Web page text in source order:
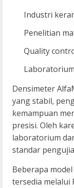
Industri
Penelitian
Quality
Densimeter
yang stabil,
kemampuan
presisi. Oleh
laboratorium
standar
Beberapa
tersedia melalui